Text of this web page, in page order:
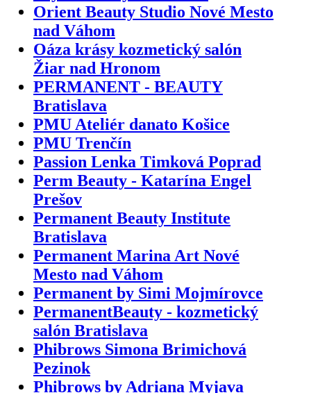
Orient Beauty Studio Nové Mesto
nad Váhom
Oáza krásy kozmetický salón
Žiar nad Hronom
PERMANENT - BEAUTY
Bratislava
PMU Ateliér danato Košice
PMU Trenčín
Passion Lenka Timková Poprad
Perm Beauty - Katarína Engel
Prešov
Permanent Beauty Institute
Bratislava
Permanent Marina Art Nové
Mesto nad Váhom
Permanent by Simi Mojmírovce
PermanentBeauty - kozmetický
salón Bratislava
Phibrows Simona Brimichová
Pezinok
Phibrows by Adriana Myjava